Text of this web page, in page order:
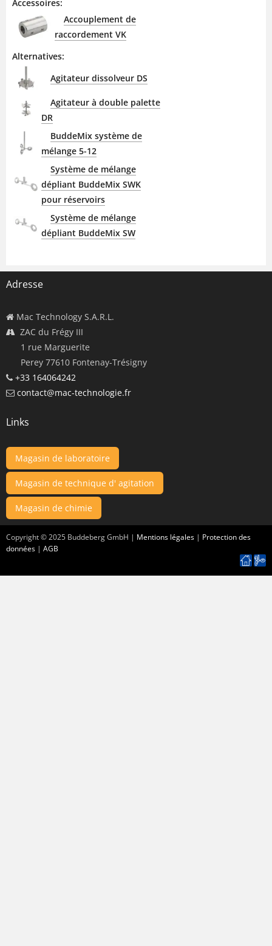
Accessoires:
Accouplement de
raccordement VK
Alternatives:
Agitateur dissolveur DS
Agitateur à double palette
DR
BuddeMix système de
mélange 5-12
Système de mélange
dépliant BuddeMix SWK
pour réservoirs
Système de mélange
dépliant BuddeMix SW
Adresse
Mac Technology S.A.R.L.
ZAC du Frégy III
1 rue Marguerite
Perey 77610 Fontenay-Trésigny
+33 164064242
contact@mac-technologie.fr
Links
Magasin de laboratoire
Magasin de technique d' agitation
Magasin de chimie
Copyright ©2025 Buddeberg GmbH | Mentions légales | Protection des
données | AGB